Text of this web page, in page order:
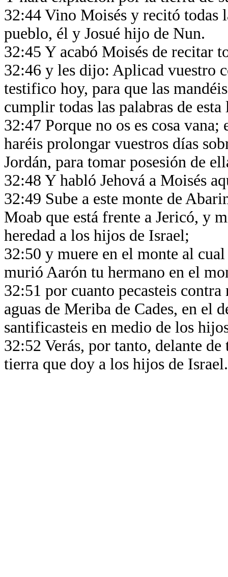
32:44 Vino Moisés y recitó todas
pueblo, él y Josué hijo de Nun.
32:45 Y acabó Moisés de recitar
32:46 y les dijo: Aplicad vuestro
testifico hoy, para que las
cumplir todas las palabras de
32:47 Porque no os es cosa
haréis prolongar vuestros días
Jordán, para tomar posesión de
32:48 Y habló Jehová a Moisés
32:49 Sube a este monte de
Moab que está frente a Jericó, y
heredad a los hijos de Israel;
32:50 y muere en el monte al
murió Aarón tu hermano en el
32:51 por cuanto pecasteis
aguas de Meriba de Cades, en el
santificasteis en medio de los
32:52 Verás, por tanto, delante
tierra que doy a los hijos de Israel.